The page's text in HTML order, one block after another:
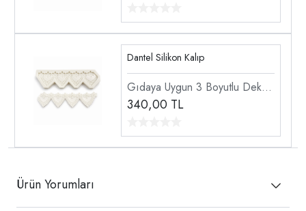
Dantel Silikon Kalıp
Gıdaya Uygun 3 Boyutlu Dekor
Doku Dantel Şekillendirici
340,00 TL
Ürün Yorumları